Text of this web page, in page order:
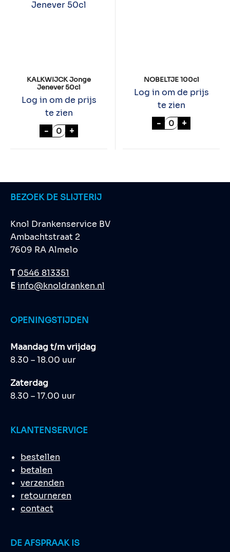
KALKWIJCK Jonge
Jenever 50cl
Log in om de prijs
te zien
- KALKWIJCK Jonge Jenever 50cl aantal
+
NOBELTJE 100cl
Log in om de prijs
te zien
- NOBELTJE
+
BEZOEK DE SLIJTERIJ
Knol Drankenservice BV
Ambachtstraat 2
7609 RA Almelo
T 0546 813351
Einfo@knoldranken.nl
OPENINGSTIJDEN
Maandag t/m vrijdag
8.30 – 18.00 uur
Zaterdag
8.30 – 17.00 uur
KLANTENSERVICE
bestellen
betalen
verzenden
retourneren
contact
DE AFSPRAAK IS